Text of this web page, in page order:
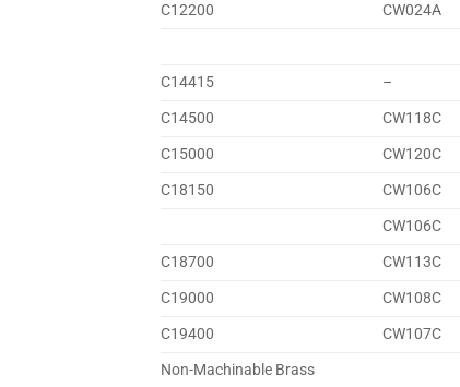
C12200
CW024A
C14415
–
C14500
CW118C
C15000
CW120C
C18150
CW106C
CW106C
C18700
CW113C
C19000
CW108C
C19400
CW107C
Non-Machinable Brass